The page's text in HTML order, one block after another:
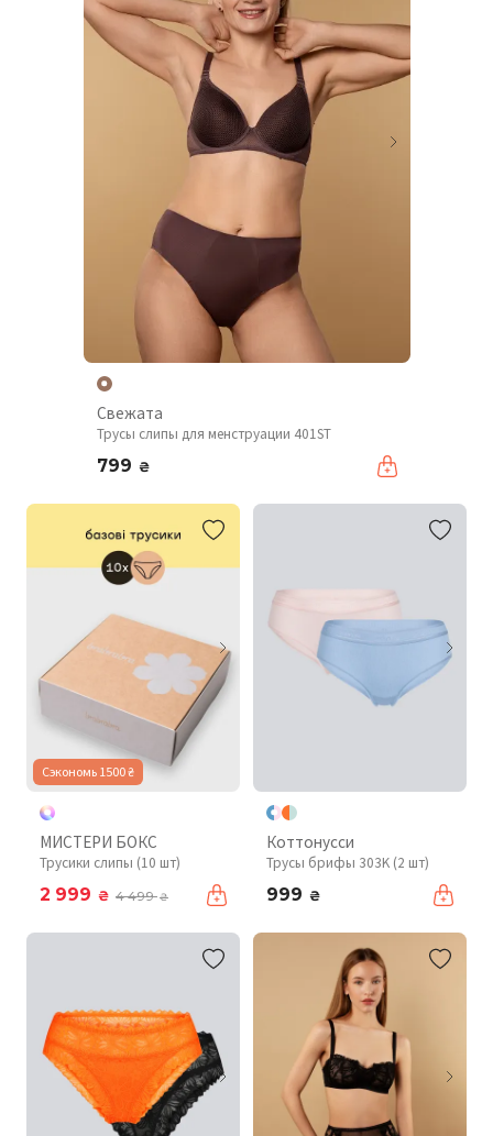
Свежата
Трусы слипы для менструации 401ST
799 ₴
Сэкономь 1500 ₴
МИСТЕРИ БОКС
Трусики слипы (10 шт)
2 999 ₴ 4 499₴
Коттонусси
Трусы брифы 303K (2 шт)
999 ₴